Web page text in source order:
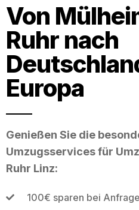
Von
Ruhr nach
Europa
Genießen Sie die
Umzugsservices für
Ruhr Linz:
100€ sparen bei